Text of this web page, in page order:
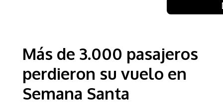
Más de 3.000 pasajeros
perdieron su vuelo en
Semana Santa